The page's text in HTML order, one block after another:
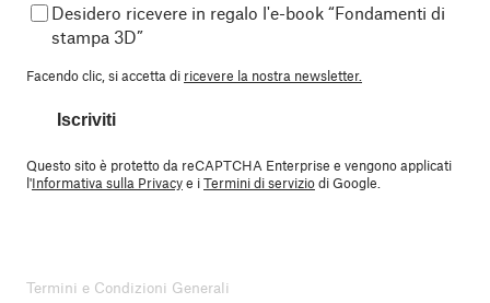
Desidero ricevere in regalo l'e-book “Fondamenti di
stampa 3D”
Facendo clic, si accetta di ricevere la nostra newsletter.
Iscriviti
Questo sito è protetto da reCAPTCHA Enterprise e vengono applicati
l'Informativa sulla Privacye iTermini di serviziodi Google.
Termini e Condizioni Generali